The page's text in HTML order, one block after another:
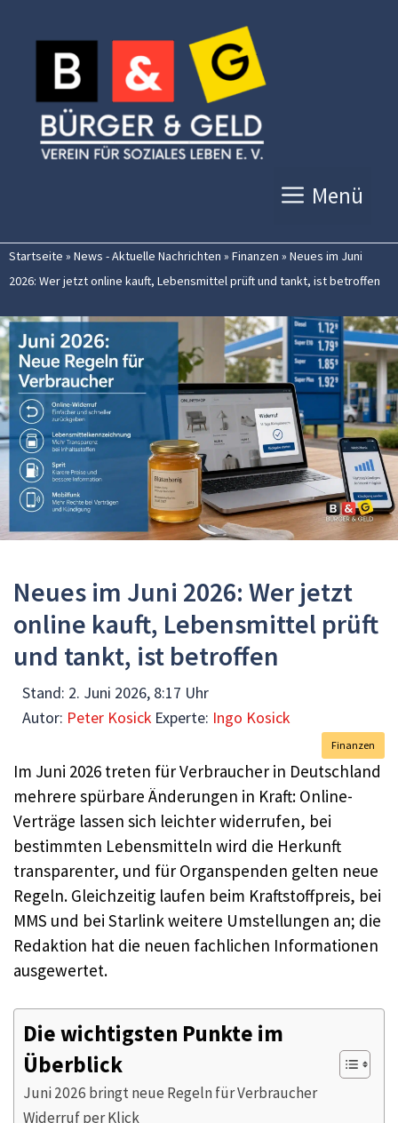
Inhalt
springen
Menü
Startseite » News - Aktuelle Nachrichten » Finanzen » Neues im Juni
2026: Wer jetzt online kauft, Lebensmittel prüft und tankt, ist betroffen
Neues im Juni 2026: Wer jetzt
online kauft, Lebensmittel prüft
und tankt, ist betroffen
Stand: 2. Juni 2026, 8:17 Uhr
Autor: Peter Kosick Experte: Ingo Kosick
Finanzen
Im Juni 2026 treten für Verbraucher in Deutschland
mehrere spürbare Änderungen in Kraft: Online-
Verträge lassen sich leichter widerrufen, bei
bestimmten Lebensmitteln wird die Herkunft
transparenter, und für Organspenden gelten neue
Regeln. Gleichzeitig laufen beim Kraftstoffpreis, bei
MMS und bei Starlink weitere Umstellungen an; die
Redaktion hat die neuen fachlichen Informationen
ausgewertet.
Die wichtigsten Punkte im
Überblick
Juni 2026 bringt neue Regeln für Verbraucher
Widerruf per Klick